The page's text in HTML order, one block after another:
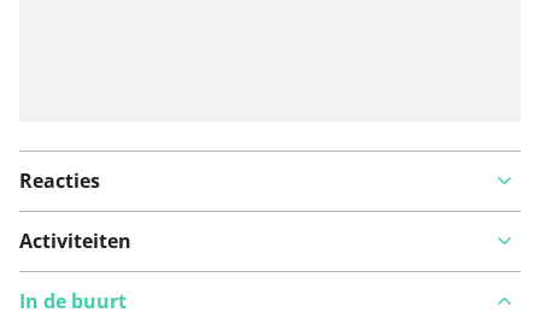
Reacties
Activiteiten
In de buurt